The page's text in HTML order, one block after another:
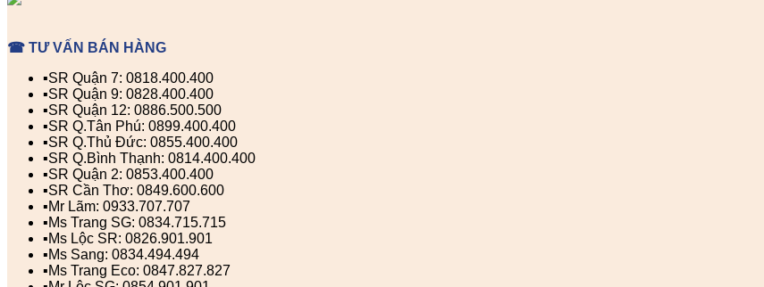
☎ TƯ VẤN BÁN HÀNG
▪️SR Quận 7: 0818.400.400
▪️SR Quận 9: 0828.400.400
▪️SR Quận 12: 0886.500.500
▪️SR Q.Tân Phú: 0899.400.400
▪️SR Q.Thủ Đức: 0855.400.400
▪️SR Q.Bình Thạnh: 0814.400.400
▪️SR Quận 2: 0853.400.400
▪️SR Cần Thơ: 0849.600.600
▪️Mr Lãm: 0933.707.707
▪️Ms Trang SG: 0834.715.715
▪️Ms Lộc SR: 0826.901.901
▪️Ms Sang: 0834.494.494
▪️Ms Trang Eco: 0847.827.827